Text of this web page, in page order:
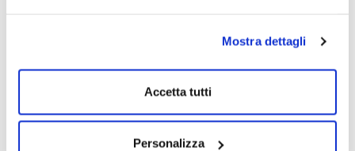
Mostra dettagli
Accetta tutti
Personalizza
Scopri di più